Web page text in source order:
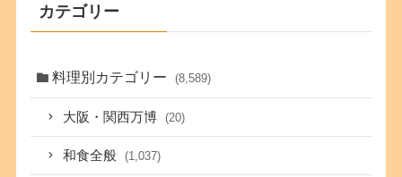
カテゴリー
料理別カテゴリー (8,589)
大阪・関西万博 (20)
和食全般 (1,037)